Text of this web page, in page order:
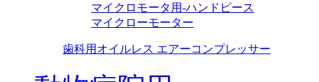
マイクロモータ用-ハンドピース
マイクローモーター
歯科用オイルレス エアーコンプレッサー